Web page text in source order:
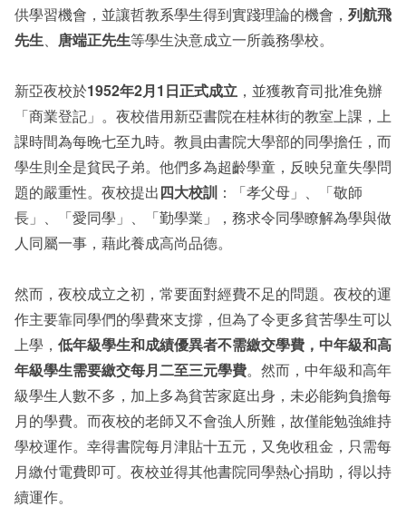
供學習機會，並讓哲教系學生得到實踐理論的機會， 列航飛
先生、 唐端正先生等學生決意成立一所義務學校。
新亞夜校於1952年2月1 日正式成立 ，並獲教育司批准免辦
「商業登記」。夜校借用新亞書院在桂林街的教室上課，上
課時間為每晚七至九時。教員由書院大學部的同學擔任，而
學生則全是貧民子弟。他們多為超齡學童，反映兒童失學問
題的嚴重性。夜校提出四大校訓 ：「孝父母」、「敬師
長」、「愛同學」、「勤學業」，務求令同學瞭解為學與做
人同屬一事，藉此養成高尚品德。
然而，夜校成立之初，常要面對經費不足的問題。夜校的運
作主要靠同學們的學費來支撐，但為了令更多貧苦學生可以
上學， 低年級學生和成績優異者不需繳交學費，中年級和高
年級學生需要繳交每月二至三元學費。然而，中年級和高年
級學生人數不多，加上多為貧苦家庭出身，未必能夠負擔每
月的學費。而夜校的老師又不會強人所難，故僅能勉強維持
學校運作。幸得書院每月津貼十五元，又免收租金，只需每
月繳付電費即可。夜校並得其他書院同學熱心捐助，得以持
續運作。